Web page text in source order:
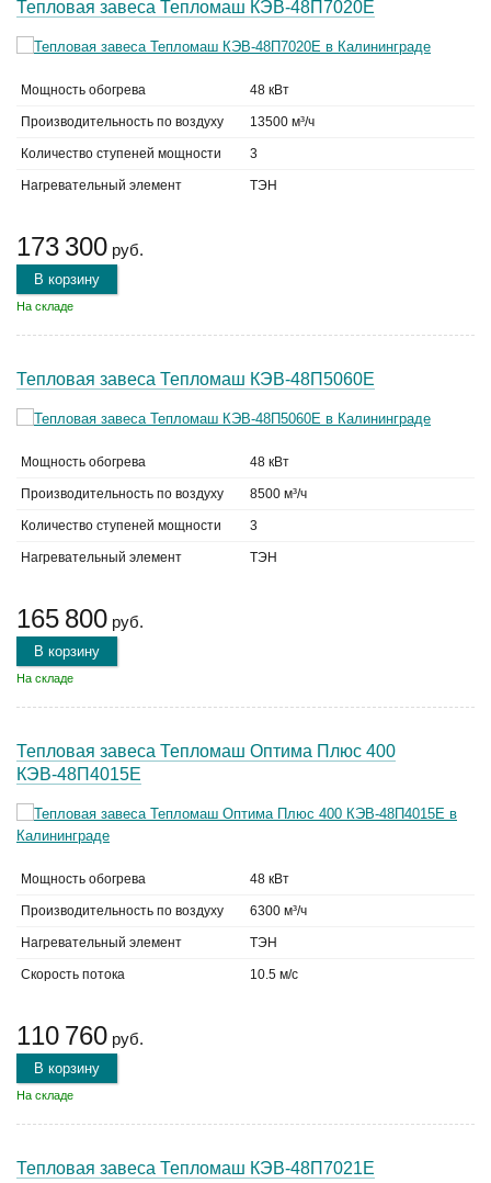
Тепловая завеса Тепломаш КЭВ-48П7020Е
Мощность обогрева 48 кВт
Производительность по воздуху 13500 м³/ч
Количество ступеней мощности 3
Нагревательный элемент ТЭН
173 300 руб.
В корзину
На складе
Тепловая завеса Тепломаш КЭВ-48П5060Е
Мощность обогрева 48 кВт
Производительность по воздуху 8500 м³/ч
Количество ступеней мощности 3
Нагревательный элемент ТЭН
165 800 руб.
В корзину
На складе
Тепловая завеса Тепломаш Оптима Плюс 400
КЭВ-48П4015Е
Мощность обогрева 48 кВт
Производительность по воздуху 6300 м³/ч
Нагревательный элемент ТЭН
Скорость потока 10.5 м/с
110 760 руб.
В корзину
На складе
Тепловая завеса Тепломаш КЭВ-48П7021Е